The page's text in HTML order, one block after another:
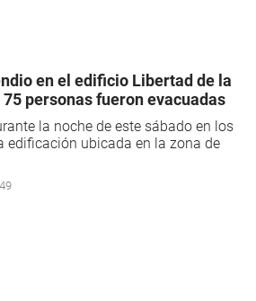
en el edificio Libertad de la
personas fueron evacuadas
la noche de este sábado en los
edificación ubicada en la zona de